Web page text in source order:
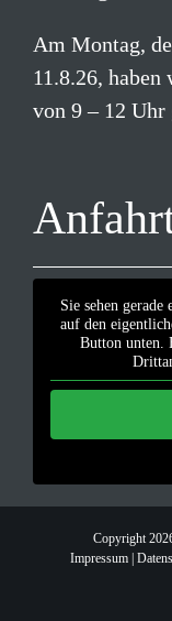
Am Montag,
11.8.26,
von 9 – 12 Uhr
Sie sehen
auf den
Button unten.
Copyright
Impressum |